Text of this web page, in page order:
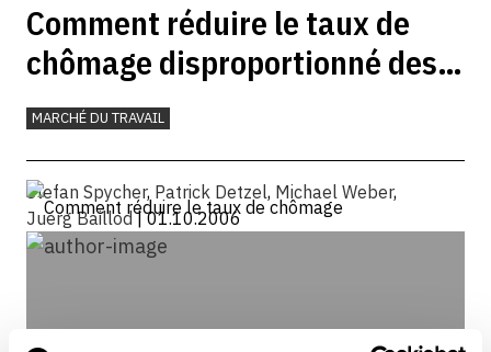
Comment réduire le taux de
chômage disproportionné des
étrangers
MARCHÉ DU TRAVAIL
Stefan Spycher, Patrick Detzel, Michael Weber,
Juerg Baillod| 01.10.2006